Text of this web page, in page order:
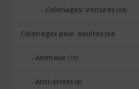
Coloriages: Voitures (34)
Coloriages pour adultes (94)
Animaux (15)
Anti-stress (8)